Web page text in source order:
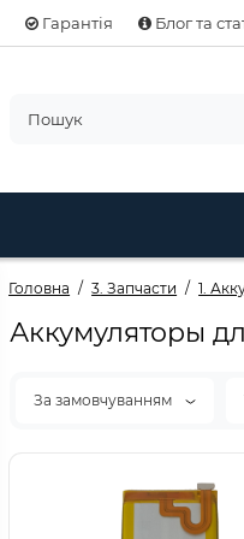
Гарантія Блог та
Головна 3. Запчасти 1.
Аккумуляторы
За замовчуванням